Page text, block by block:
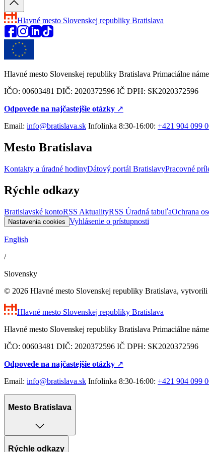
Hlavné mesto Slovenskej republiky Bratislava
Hlavné mesto Slovenskej republiky Bratislava Primaciálne
IČO: 00603481 DIČ: 2020372596 IČ DPH: SK2020372596
Odpovede na najčastejšie otázky ↗︎
Email: info@bratislava.sk Infolinka 8:30-16:00: +421 904 099
Mesto Bratislava
Kontakty a úradné hodinyDátový portál BratislavyPracovné
Rýchle odkazy
Bratislavské kontoRSS AktualityRSS Úradná tabuľaOchrana
Nastavenia cookies Vyhlásenie o prístupnosti
English
/
Slovensky
© 2026 Hlavné mesto Slovenskej republiky Bratislava, vytvorili
Hlavné mesto Slovenskej republiky Bratislava
Hlavné mesto Slovenskej republiky Bratislava Primaciálne
IČO: 00603481 DIČ: 2020372596 IČ DPH: SK2020372596
Odpovede na najčastejšie otázky ↗︎
Email: info@bratislava.sk Infolinka 8:30-16:00: +421 904 099
Mesto Bratislava
Rýchle odkazy